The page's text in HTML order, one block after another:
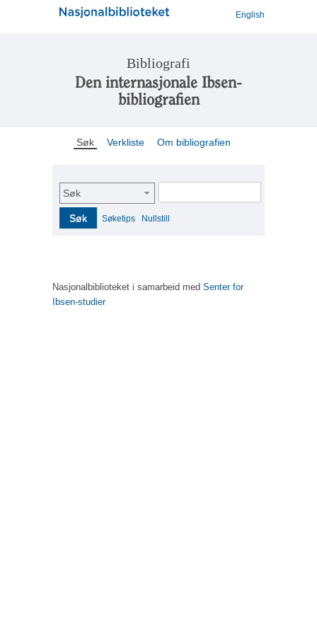
English
Bibliografi
Den internasjonale Ibsen-
bibliografien
Søk Verkliste Om bibliografien
Søk
Søk Søketips Nullstill
Nasjonalbiblioteket i samarbeid med Senter for
Ibsen-studier